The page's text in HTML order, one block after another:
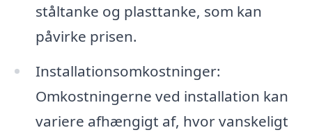
ståltanke og plasttanke, som kan
påvirke prisen.
Installationsomkostninger:
Omkostningerne ved installation kan
variere afhængigt af, hvor vanskeligt